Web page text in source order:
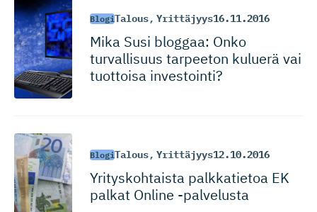
BlogiTalous, Yrittäjyys16.11.2016
Mika Susi bloggaa: Onko
turvallisuus tarpeeton kuluerä vai
tuottoisa investointi?
BlogiTalous, Yrittäjyys12.10.2016
Yrityskoh­taista palkkatietoa EK
palkat Online -palvelusta